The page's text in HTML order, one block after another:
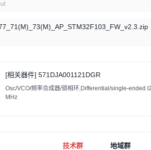
[相关器件] 571DJA001121DGR
Osc/VCO/频率合成器/锁相环,Differential/single-ended
MHz
技术群 地域群